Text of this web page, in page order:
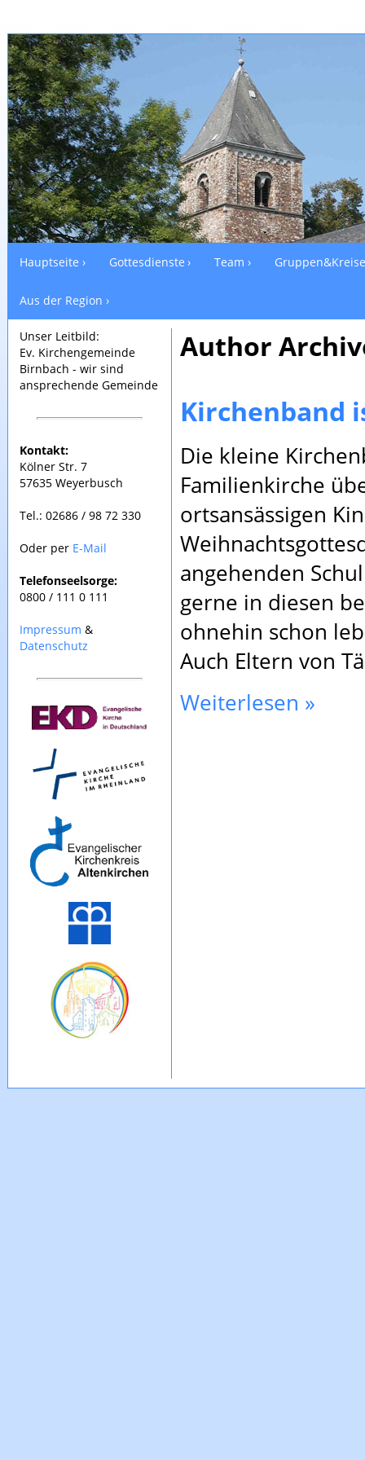
Hauptseite Gottesdienste Team Gruppen&Kreise
Aus der Region
Unser Leitbild:
Ev. Kirchengemeinde
Birnbach - wir sind
ansprechende Gemeinde
Kontakt:
Kölner Str. 7
57635 Weyerbusch
Tel.: 02686 / 98 72 330
Oder per E-Mail
Telefonseelsorge:
0800 / 111 0 111
Impressum &
Datenschutz
Author
Kirchenband
Die kleine
Familienkirche
ortsansässigen
angehenden
gerne in diesen
ohnehin schon
Auch Eltern von
Weiterlesen »